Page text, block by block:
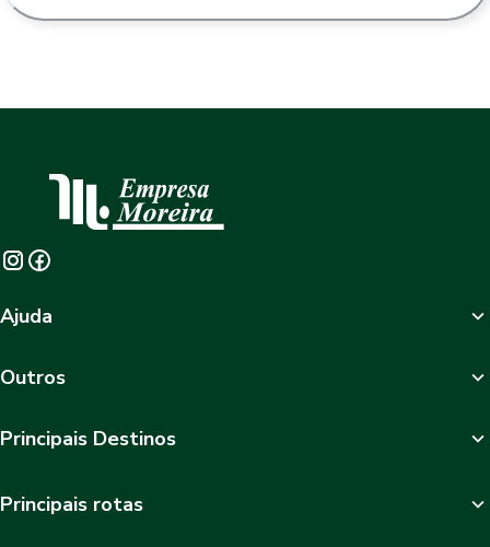
Ajuda
Outros
Principais Destinos
Principais rotas